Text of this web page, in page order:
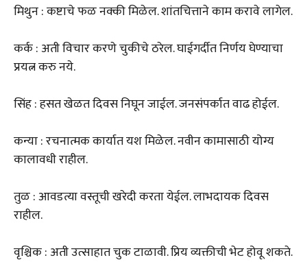
मिथुन : कष्टाचे फळ नक्की मिळेल. शांतचित्ताने काम करावे लागेल.
कर्क : अती विचार करणे चुकीचे ठरेल. घाईगर्दीत निर्णय घेण्याचा
प्रयत्न करु नये.
सिंह : हसत खेळत दिवस निघून जाईल. जनसंपर्कात वाढ होईल.
कन्या : रचनात्मक कार्यात यश मिळेल. नवीन कामासाठी योग्य
कालावधी राहील.
तुळ : आवडत्या वस्तूची खरेदी करता येईल. लाभदायक दिवस
राहील.
वृश्चिक : अती उत्साहात चुक टाळावी. प्रिय व्यक्तीची भेट होवू शकते.